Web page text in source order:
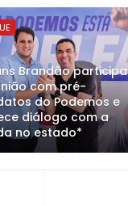
Brandão participa
com pré-
do Podemos e
diálogo com a
no estado*